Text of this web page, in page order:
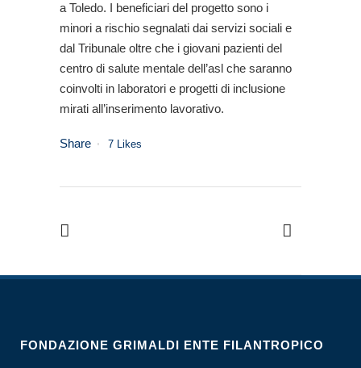
a Toledo. I beneficiari del progetto sono i
minori a rischio segnalati dai servizi sociali e
dal Tribunale oltre che i giovani pazienti del
centro di salute mentale dell’asl che saranno
coinvolti in laboratori e progetti di inclusione
mirati all’inserimento lavorativo.
Share 7 Likes
FONDAZIONE GRIMALDI ENTE FILANTROPICO